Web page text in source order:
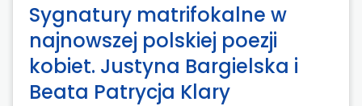
Sygnatury matrifokalne w
najnowszej polskiej poezji
kobiet. Justyna Bargielska i
Beata Patrycja Klary